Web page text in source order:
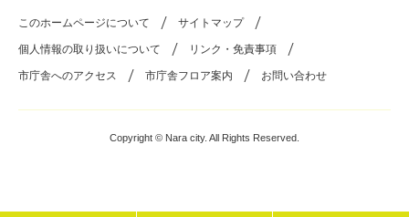
このホームページについて サイトマップ
個人情報の取り扱いについて リンク・免責事項
市庁舎へのアクセス 市庁舎フロア案内 お問い合わせ
Copyright © Nara city. All Rights Reserved.